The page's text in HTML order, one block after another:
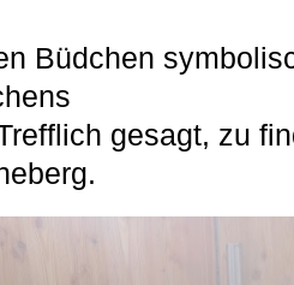
Büdchen
gesagt, zu